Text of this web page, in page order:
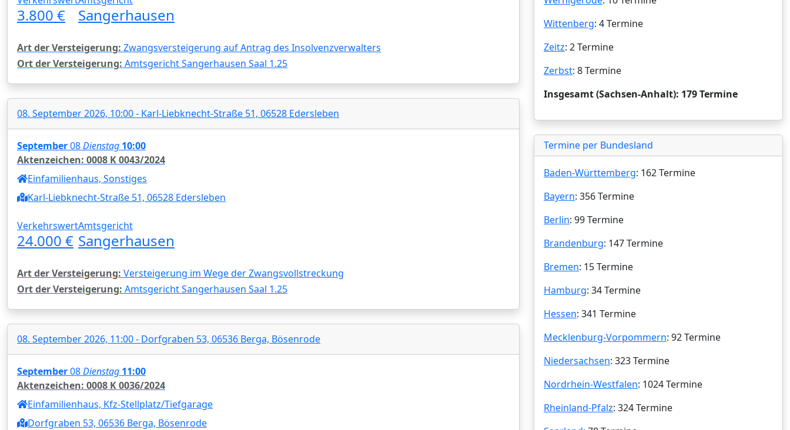
3.800 € Sangerhausen
Art der Versteigerung: Zwangsversteigerung auf Antrag des Insolvenzverwalters
Ort der Versteigerung: Amtsgericht Sangerhausen Saal 1.25
08. September 2026, 10:00 - Karl-Liebknecht-Straße 51, 06528 Edersleben
September08Dienstag 10:00
Aktenzeichen: 0008 K 0043/2024
Einfamilienhaus, Sonstiges
Karl-Liebknecht-Straße 51, 06528 Edersleben
Verkehrswert
24.000 €
Amtsgericht
Sangerhausen
Art der Versteigerung: Versteigerung im Wege der Zwangsvollstreckung
Ort der Versteigerung: Amtsgericht Sangerhausen Saal 1.25
08. September 2026, 11:00 - Dorfgraben 53, 06536 Berga, Bösenrode
September08Dienstag 11:00
Aktenzeichen: 0008 K 0036/2024
Einfamilienhaus, Kfz-Stellplatz/Tiefgarage
Dorfgraben 53, 06536 Berga, Bösenrode
Wittenberg: 4 Termine
Zeitz: 2 Termine
Zerbst: 8 Termine
Insgesamt (Sachsen-Anhalt): 179 Termine
Termine per Bundesland
Baden-Württemberg: 162 Termine
Bayern: 356 Termine
Berlin: 99 Termine
Brandenburg: 147 Termine
Bremen: 15 Termine
Hamburg: 34 Termine
Hessen: 341 Termine
Mecklenburg-Vorpommern: 92 Termine
Niedersachsen: 323 Termine
Nordrhein-Westfalen: 1024 Termine
Rheinland-Pfalz: 324 Termine